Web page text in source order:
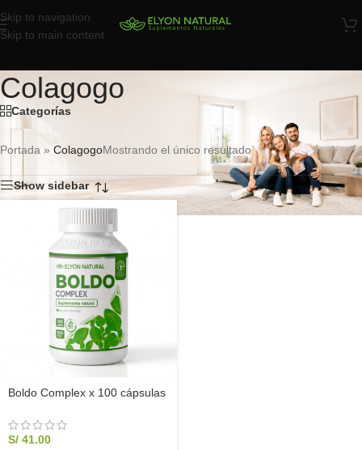
Skip to navigation
Skip to main content
Colagogo
Categorías
Portada » ColagogoMostrando el único resultado
Show sidebar
Boldo Complex x 100 cápsulas
S/ 41.00